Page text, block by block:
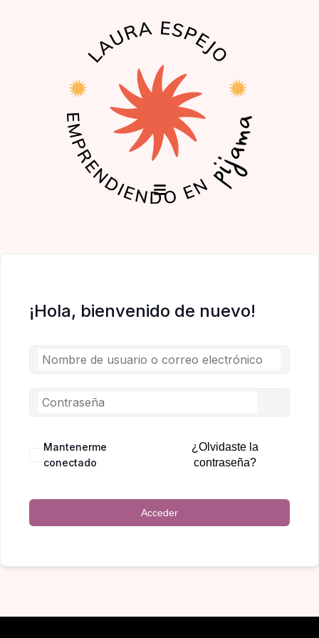
¡Hola, bienvenido de nuevo!
Mantenerme
conectado
¿Olvidaste la
contraseña?
Acceder